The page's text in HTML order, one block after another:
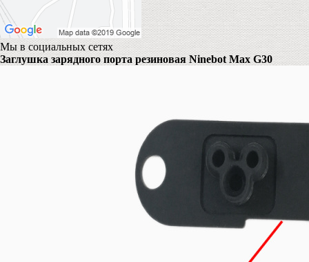
Мы в социальных сетях
Заглушка зарядного порта резиновая Ninebot Max G30